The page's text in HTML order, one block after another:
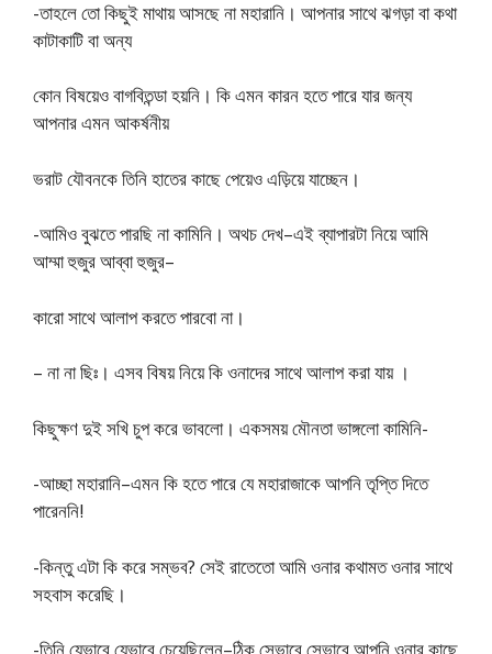
-তাহলে তাে কিছুই মাথায় আসছে না মহারানি। আপনার সাথে ঝগড়া বা কথা
কাটাকাটি বা অন্য
কোন বিষয়েও বাগবিতন্ডা হয়নি। কি এমন কারন হতে পারে যার জন্য
আপনার এমন আকর্ষনীয়
ভরাট যৌবনকে তিনি হাতের কাছে পেয়েও এড়িয়ে যাচ্ছেন।
-আমিও বুঝতে পারছি না কামিনি। অথচ দেখ–এই ব্যাপারটা নিয়ে আমি
আম্মা হুজুর আব্বা হুজুর–
কারাে সাথে আলাপ করতে পারবাে না।
– না না ছিঃ। এসব বিষয় নিয়ে কি ওনাদের সাথে আলাপ করা যায় ।
কিছুক্ষণ দুই সখি চুপ করে ভাবলাে। একসময় মৌনতা ভাঙ্গলাে কামিনি-
-আচ্ছা মহারানি–এমন কি হতে পারে যে মহারাজাকে আপনি তৃপ্তি দিতে
পারেননি!
-কিন্তু এটা কি করে সম্ভব? সেই রাতেতাে আমি ওনার কথামত ওনার সাথে
সহবাস করেছি।